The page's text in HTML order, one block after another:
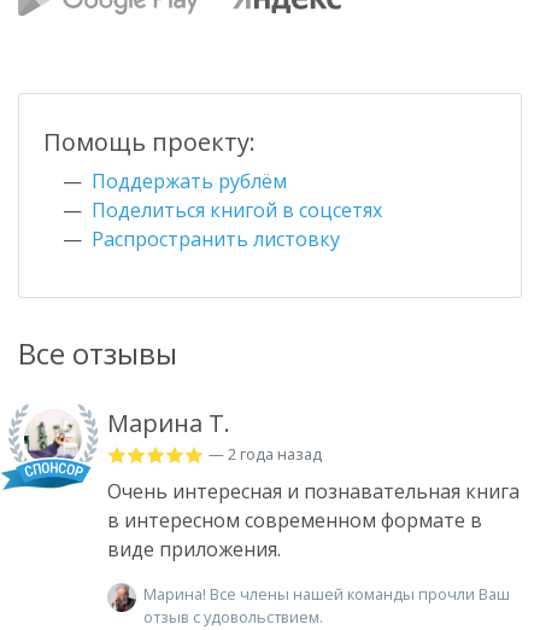
Все отзывы
Марина Т.
— 2 года назад
Очень интересная и познавательная книга
в интересном современном формате в
виде приложения.
Марина! Все члены нашей команды прочли Ваш
отзыв с удовольствием.
Помощь проекту:
Поддержать рублём
Поделиться книгой в соцсетях
Распространить листовку